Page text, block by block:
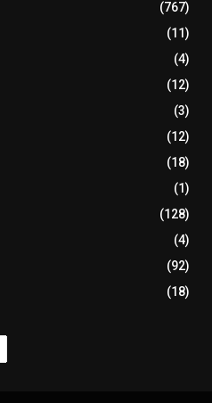
(767)
(11)
(4)
(12)
(3)
(12)
(18)
(1)
(128)
(4)
(92)
(18)